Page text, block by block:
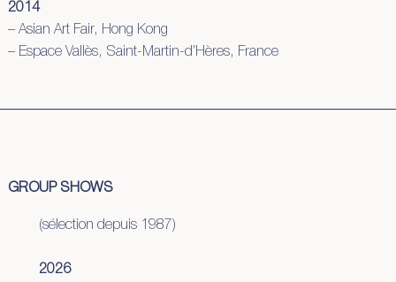
2014
– Asian Art Fair, Hong Kong
– Espace Vallès, Saint-Martin-d’Hères, France
GROUP SHOWS
(sélection depuis 1987)
2026